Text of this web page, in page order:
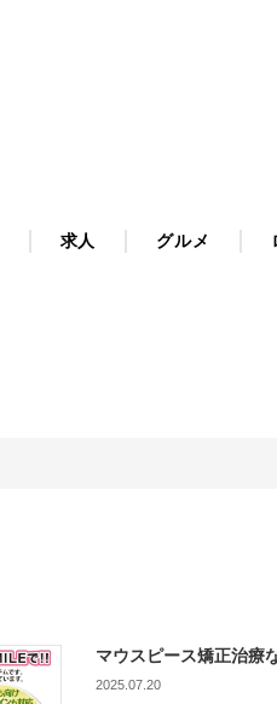
求人 グルメ
マウスピース矯正治療
2025.07.20